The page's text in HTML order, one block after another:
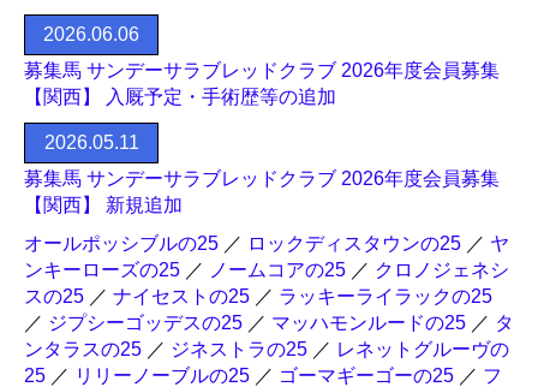
2026.06.06
募集馬 サンデーサラブレッドクラブ 2026年度会員募集
【関西】 入厩予定・手術歴等の追加
2026.05.11
募集馬 サンデーサラブレッドクラブ 2026年度会員募集
【関西】 新規追加
オールポッシブルの25 ／ ロックディスタウンの25 ／ ヤ
ンキーローズの25 ／ ノームコアの25 ／ クロノジェネシ
スの25 ／ ナイセストの25 ／ ラッキーライラックの25
／ ジプシーゴッデスの25 ／ マッハモンルードの25 ／ タ
ンタラスの25 ／ ジネストラの25 ／ レネットグルーヴの
25 ／ リリーノーブルの25 ／ ゴーマギーゴーの25 ／ フ